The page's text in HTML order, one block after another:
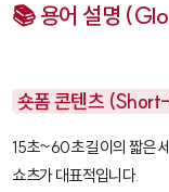
📚 용어 설명
숏폼 콘텐츠
15초~60초 길이의 짧은
쇼츠가 대표적입니다.